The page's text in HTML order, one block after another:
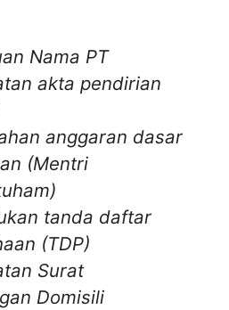
Nama PT
akta pendirian
anggaran dasar
(Mentri
tanda daftar
(TDP)
Surat
Domisili